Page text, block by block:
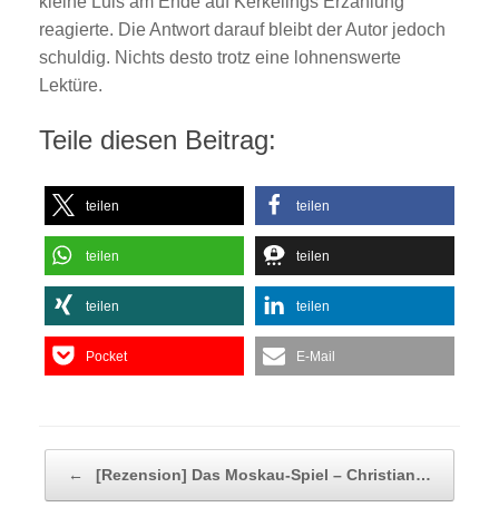
reagierte. Die Antwort darauf bleibt der Autor jedoch
schuldig. Nichts desto trotz eine lohnenswerte
Lektüre.
Teile diesen Beitrag:
teilen teilen
teilen teilen
teilen teilen
Pocket E-Mail
← [Rezension] Das Moskau-Spiel – Christian…